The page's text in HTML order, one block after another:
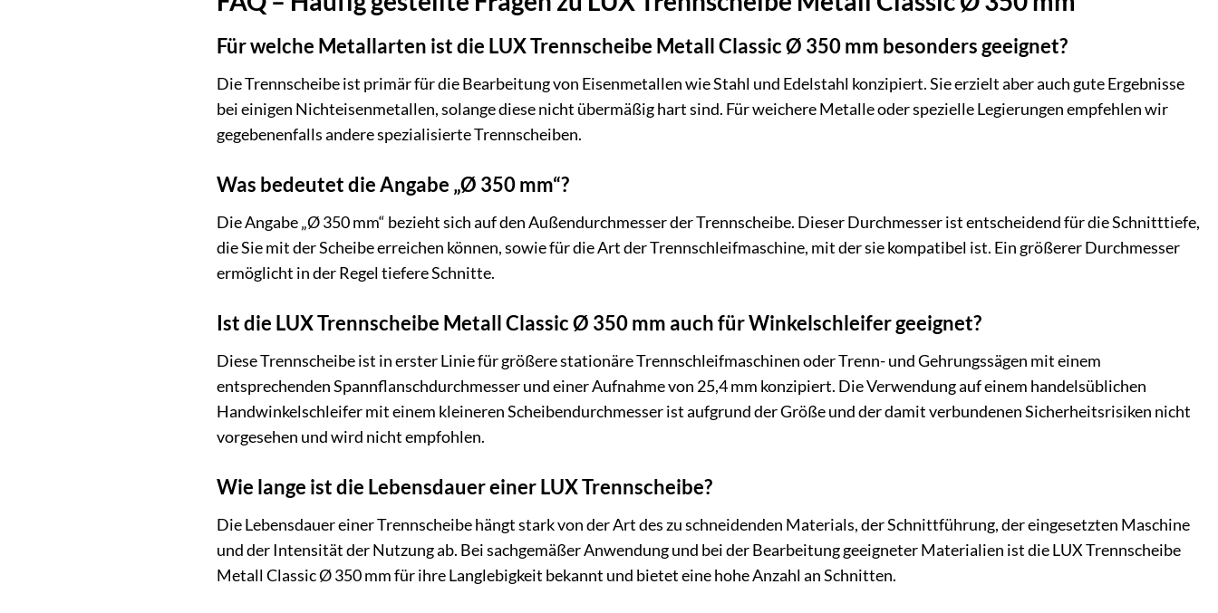
Für welche Metallarten ist die LUX Trennscheibe Metall Classic Ø 350 mm besonders geeignet?
Die Trennscheibe ist primär für die Bearbeitung von Eisenmetallen wie Stahl und Edelstahl konzipiert. Sie erzielt aber auch gute Ergebnisse
bei einigen Nichteisenmetallen, solange diese nicht übermäßig hart sind. Für weichere Metalle oder spezielle Legierungen empfehlen wir
gegebenenfalls andere spezialisierte Trennscheiben.
Was bedeutet die Angabe „Ø 350 mm“?
Die Angabe „Ø 350 mm“ bezieht sich auf den Außendurchmesser der Trennscheibe. Dieser Durchmesser ist entscheidend für die Schnitttiefe,
die Sie mit der Scheibe erreichen können, sowie für die Art der Trennschleifmaschine, mit der sie kompatibel ist. Ein größerer Durchmesser
ermöglicht in der Regel tiefere Schnitte.
Ist die LUX Trennscheibe Metall Classic Ø 350 mm auch für Winkelschleifer geeignet?
Diese Trennscheibe ist in erster Linie für größere stationäre Trennschleifmaschinen oder Trenn- und Gehrungssägen mit einem
entsprechenden Spannflanschdurchmesser und einer Aufnahme von 25,4 mm konzipiert. Die Verwendung auf einem handelsüblichen
Handwinkelschleifer mit einem kleineren Scheibendurchmesser ist aufgrund der Größe und der damit verbundenen Sicherheitsrisiken nicht
vorgesehen und wird nicht empfohlen.
Wie lange ist die Lebensdauer einer LUX Trennscheibe?
Die Lebensdauer einer Trennscheibe hängt stark von der Art des zu schneidenden Materials, der Schnittführung, der eingesetzten Maschine
und der Intensität der Nutzung ab. Bei sachgemäßer Anwendung und bei der Bearbeitung geeigneter Materialien ist die LUX Trennscheibe
Metall Classic Ø 350 mm für ihre Langlebigkeit bekannt und bietet eine hohe Anzahl an Schnitten.